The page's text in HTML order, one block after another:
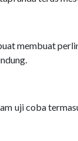
membuat
uji coba